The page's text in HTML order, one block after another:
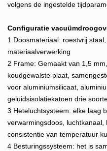
volgens de ingestelde
Configuratie
1 Doosmateriaal: roestvrij
materiaalverwerking
2 Frame: Gemaakt van 1,5
koudgewalste plaat,
voor aluminiumsilicaat,
geluidsisolatiekatoen drie
3 Heteluchtsysteem: elke laag
verwarmingsdoos, luchtkanaal,
consistentie van temperatuur
4 Besturingssysteem: het is